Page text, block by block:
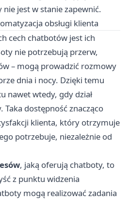
jest w stanie zapewnić.
obsługi klienta
cech chatbotów jest ich
nie potrzebują przerw,
– mogą prowadzić rozmowy
dnia i nocy. Dzięki temu
nawet wtedy, gdy dział
Taka dostępność znacząco
klienta, który otrzymuje
potrzebuje, niezależnie od
, jaką oferują chatboty, to
z punktu widzenia
mogą realizować zadania